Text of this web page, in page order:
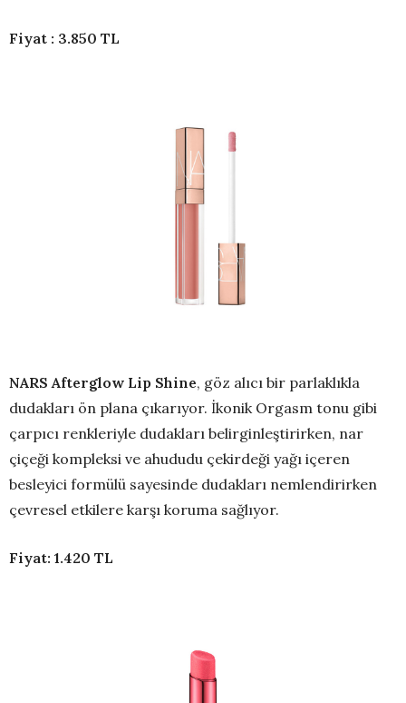
Fiyat : 3.850 TL
NARS Afterglow Lip Shine, göz alıcı bir parlaklıkla
dudakları ön plana çıkarıyor. İkonik Orgasm tonu gibi
çarpıcı renkleriyle dudakları belirginleştirirken, nar
çiçeği kompleksi ve ahududu çekirdeği yağı içeren
besleyici formülü sayesinde dudakları nemlendirirken
çevresel etkilere karşı koruma sağlıyor.
Fiyat: 1.420 TL